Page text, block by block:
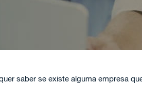
saber se existe alguma empresa